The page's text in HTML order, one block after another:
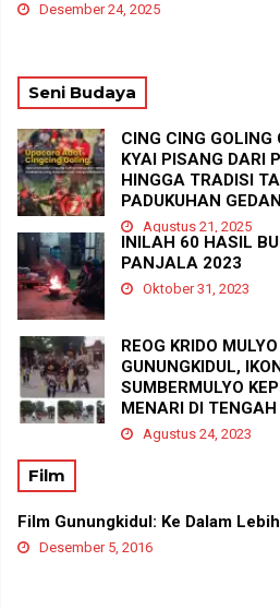
Desember 24, 2025
Seni Budaya
CING CING GOLING
KYAI PISANG DARI
HINGGA TRADISI
PADUKUHAN
Agustus 21, 2025
INILAH 60 HASIL
PANJALA 2023
Oktober 31, 2023
REOG KRIDO
GUNUNGKIDUL,
SUMBERMULYO
MENARI DI
Agustus 24, 2023
Film
Film Gunungkidul: Ke Dalam
Desember 5, 2016